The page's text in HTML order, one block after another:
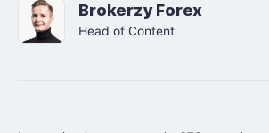
Brokerzy Forex
Head of Content